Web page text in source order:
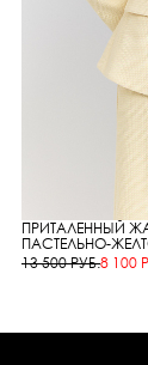
ПРИТАЛЕННЫЙ
ПАСТЕЛЬНО-
13 500 РУБ.8 100